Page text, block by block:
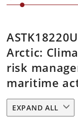
Arctic:
risk
maritime
EXPAND ALL